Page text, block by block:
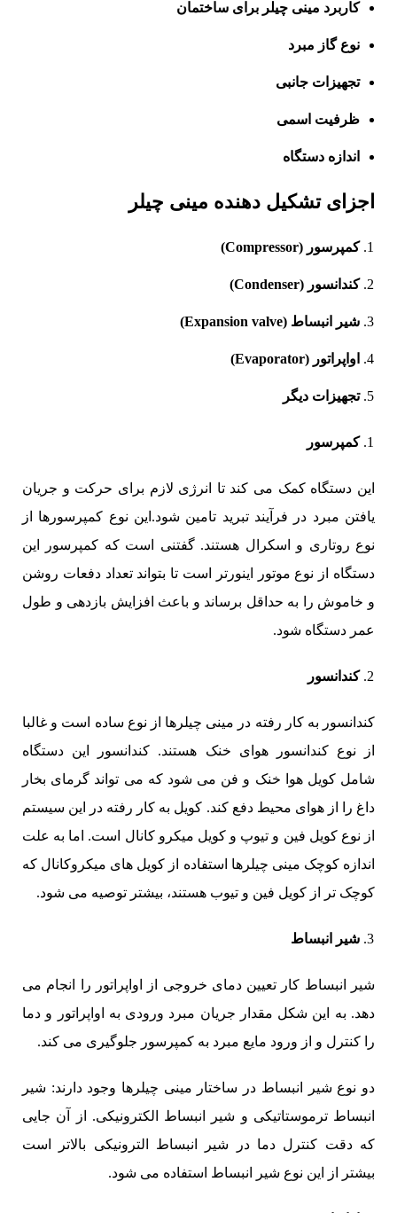
کاربرد مینی چیلر برای ساختمان
نوع گاز مبرد
تجهیزات جانبی
ظرفیت اسمی
اندازه دستگاه
اجزای تشکیل دهنده مینی چیلر
کمپرسور (Compressor)
کندانسور (Condenser)
شیر انبساط (Expansion valve)
اواپراتور (Evaporator)
تجهیزات دیگر
کمپرسور
این دستگاه کمک می کند تا انرژی لازم برای حرکت و جریان
یافتن مبرد در فرآیند تبرید تامین شود.این نوع کمپرسورها از
نوع روتاری و اسکرال هستند. گفتنی است که کمپرسور این
دستگاه از نوع موتور اینورتر است تا بتواند تعداد دفعات روشن
و خاموش را به حداقل برساند و باعث افزایش بازدهی و طول
عمر دستگاه شود.
کندانسور
کندانسور به کار رفته در مینی چیلرها از نوع ساده است و غالبا
از نوع کندانسور هوای خنک هستند. کندانسور این دستگاه
شامل کویل هوا خنک و فن می شود که می تواند گرمای بخار
داغ را از هوای محیط دفع کند. کویل به کار رفته در این سیستم
از نوع کویل فین و تیوپ و کویل میکرو کانال است. اما به علت
اندازه کوچک مینی چیلرها استفاده از کویل های میکروکانال که
کوچک تر از کویل فین و تیوب هستند، بیشتر توصیه می شود.
شیر انبساط
شیر انبساط کار تعیین دمای خروجی از اواپراتور را انجام می
دهد. به این شکل مقدار جریان مبرد ورودی به اواپراتور و دما
را کنترل و از ورود مایع مبرد به کمپرسور جلوگیری می کند.
دو نوع شیر انبساط در ساختار مینی چیلرها وجود دارند: شیر
انبساط ترموستاتیکی و شیر انبساط الکترونیکی. از آن جایی
که دقت کنترل دما در شیر انبساط الترونیکی بالاتر است
بیشتر از این نوع شیر انبساط استفاده می شود.